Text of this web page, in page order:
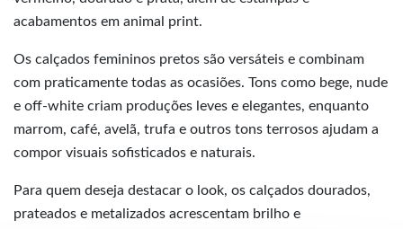
acabamentos em animal print.
Os calçados femininos pretos são versáteis e combinam
com praticamente todas as ocasiões. Tons como bege, nude
e off-white criam produções leves e elegantes, enquanto
marrom, café, avelã, trufa e outros tons terrosos ajudam a
compor visuais sofisticados e naturais.
Para quem deseja destacar o look, os calçados dourados,
prateados e metalizados acrescentam brilho e